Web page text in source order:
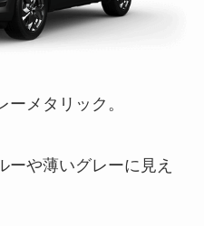
メタリック。
ーや薄いグレーに見え